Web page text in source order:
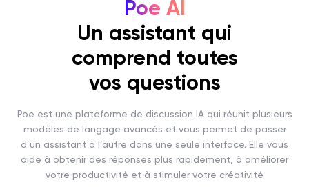
Poe AI
Un assistant qui
comprend toutes
vos questions
Poe est une plateforme de discussion IA qui réunit plusieurs
modèles de langage avancés et vous permet de passer
d’un assistant à l’autre dans une seule interface. Elle vous
aide à obtenir des réponses plus rapidement, à améliorer
votre productivité et à stimuler votre créativité